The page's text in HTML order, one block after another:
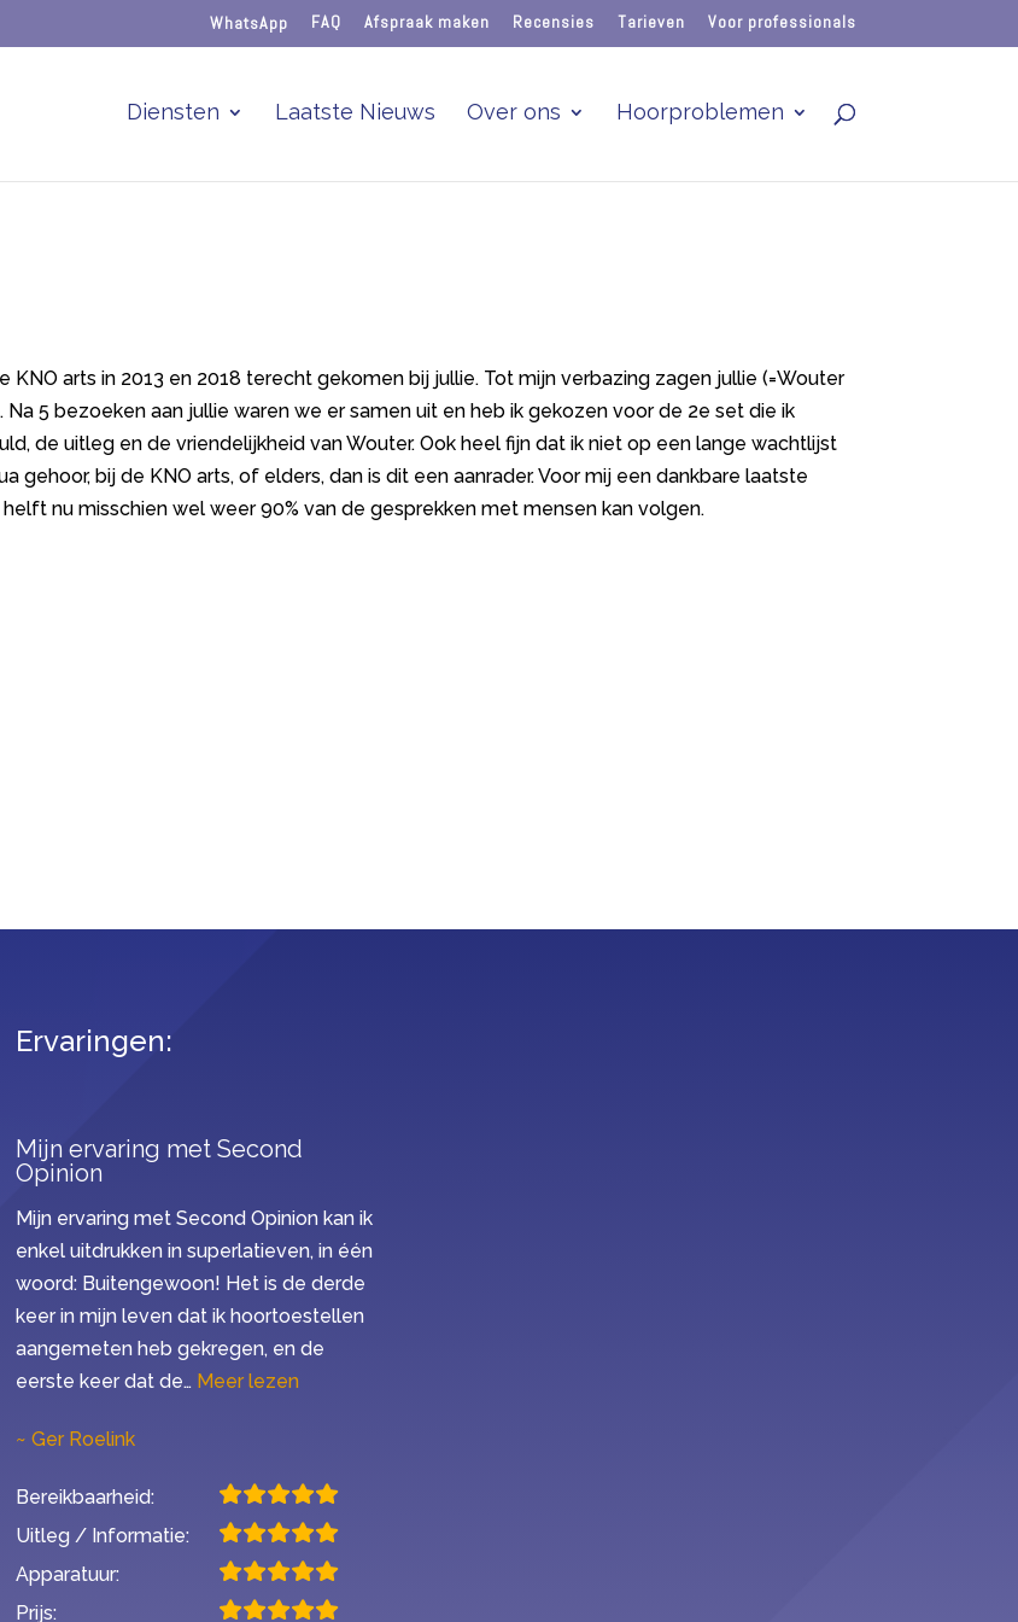
WhatsApp FAQ Afspraak maken Recensies Tarieven Voor professionals
Diensten Laatste Nieuws Over ons Hoorproblemen
arts in 2013 en 2018 terecht gekomen bij jullie. Tot mijn verbazing zagen jullie (=Wouter
5 bezoeken aan jullie waren we er samen uit en heb ik gekozen voor de 2e set die ik
de uitleg en de vriendelijkheid van Wouter. Ook heel fijn dat ik niet op een lange wachtlijst
gehoor, bij de KNO arts, of elders, dan is dit een aanrader. Voor mij een dankbare laatste
nu misschien wel weer 90% van de gesprekken met mensen kan volgen.
Ervaringen:
Mijn ervaring met Second
Opinion
Mijn ervaring met Second Opinion kan ik
enkel uitdrukken in superlatieven, in één
woord: Buitengewoon! Het is de derde
keer in mijn leven dat ik hoortoestellen
aangemeten heb gekregen, en de
eerste keer dat de… Meer lezen“Mijn ervaring met Second Opinion”
Ger Roelink
Bereikbaarheid:
Uitleg / Informatie:
Apparatuur:
Prijs: